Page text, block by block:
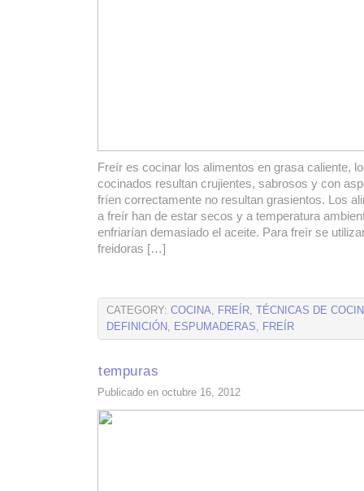
Freír es cocinar los alimentos en grasa caliente,
cocinados resultan crujientes, sabrosos y con
fríen correctamente no resultan grasientos. Los
a freír han de estar secos y a temperatura
enfriarían demasiado el aceite. Para freír se
freidoras […]
CATEGORY: COCINA, FREÍR,
TÉCNICAS DE
DEFINICIÓN, ESPUMADERAS, FREÍR
tempuras
Publicado en octubre 16, 2012